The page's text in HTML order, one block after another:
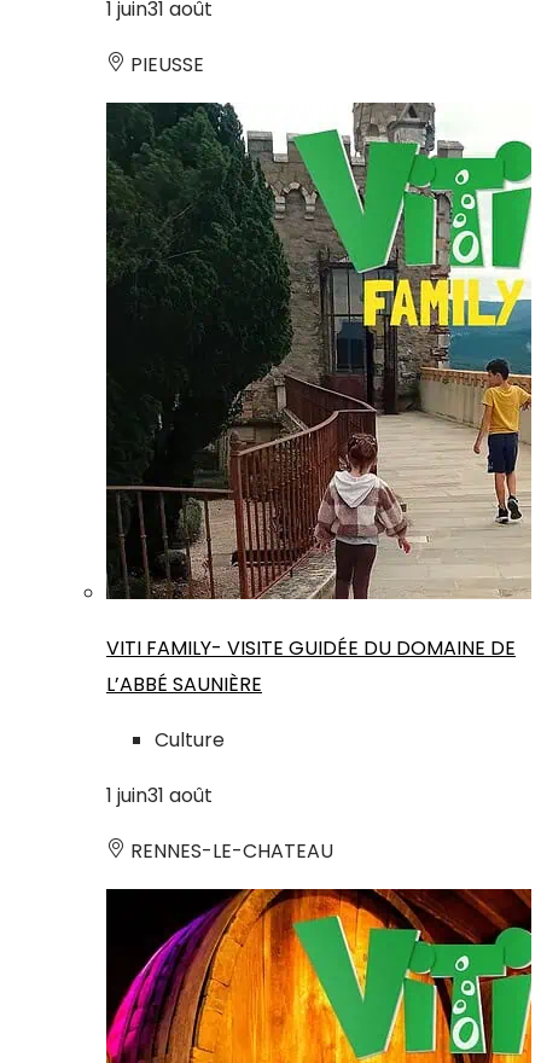
1 juin31 août
PIEUSSE
VITI FAMILY- VISITE GUIDÉE DU DOMAINE DE
L’ABBÉ SAUNIÈRE
Culture
1 juin31 août
RENNES-LE-CHATEAU